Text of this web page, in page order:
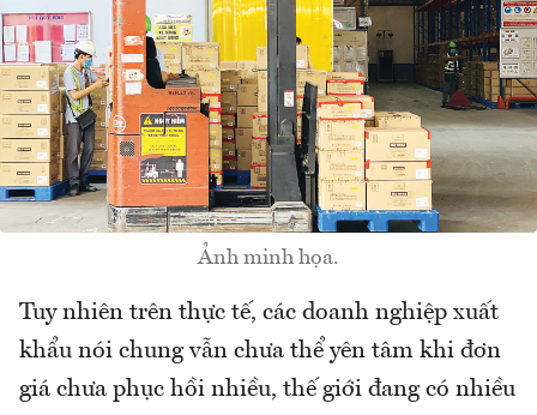
Ảnh minh họa.
Tuy nhiên trên thực tế, các doanh nghiệp xuất
khẩu nói chung vẫn chưa thể yên tâm khi đơn
giá chưa phục hồi nhiều, thế giới đang có nhiều